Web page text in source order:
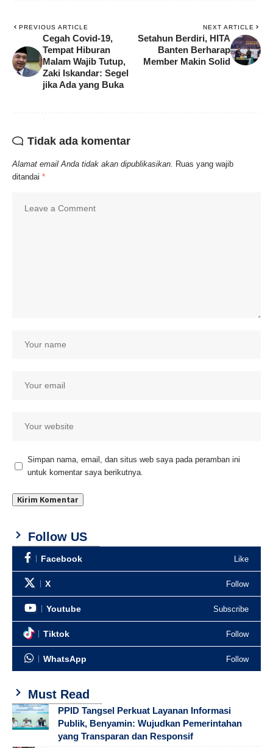
PREVIOUS ARTICLE
Cegah Covid-19,
Tempat Hiburan
Malam Wajib Tutup,
Zaki Iskandar: Segel
jika Ada yang Buka
NEXT ARTICLE
Setahun Berdiri, HITA
Banten Berharap
Member Makin Solid
Tidak ada komentar
Alamat email Anda tidak akan dipublikasikan. Ruas yang wajib
ditandai *
Simpan nama, email, dan situs web saya pada peramban ini
untuk komentar saya berikutnya.
Follow US
Facebook Like
X Follow
Youtube Subscribe
Tiktok Follow
WhatsApp Follow
Must Read
PPID Tangsel Perkuat Layanan Informasi
Publik, Benyamin: Wujudkan Pemerintahan
yang Transparan dan Responsif